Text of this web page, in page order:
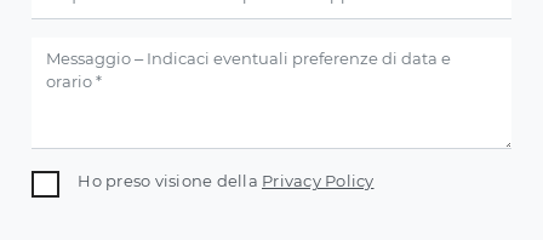
Ho preso visione della Privacy Policy